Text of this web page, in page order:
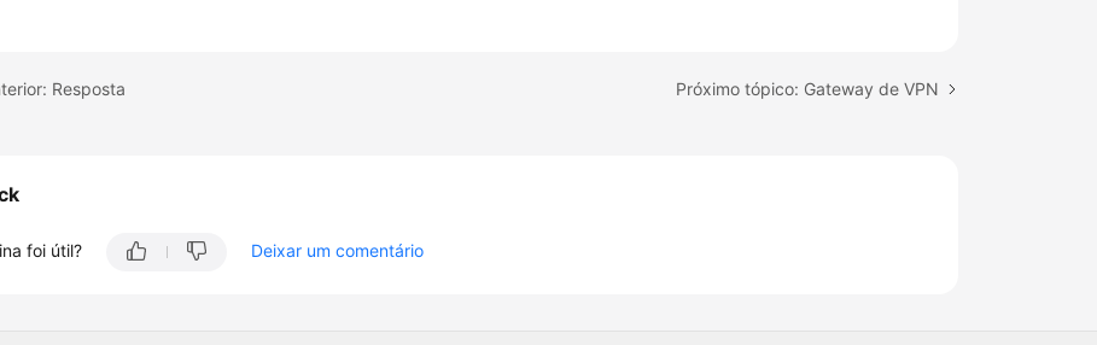
Resposta Próximo tópico: Gateway de VPN
foi útil? Deixar um comentário